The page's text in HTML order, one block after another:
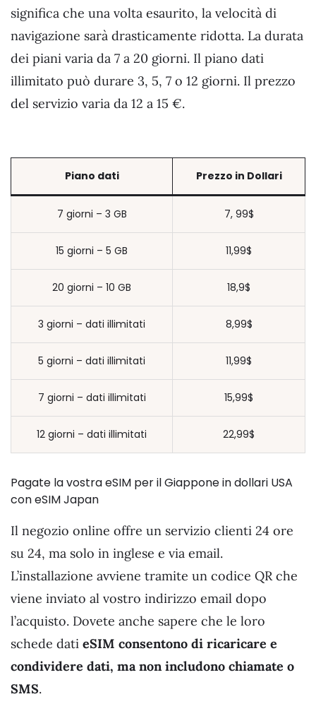
significa che una volta esaurito, la velocità di
navigazione sarà drasticamente ridotta. La durata
dei piani varia da 7 a 20 giorni. Il piano dati
illimitato può durare 3, 5, 7 o 12 giorni. Il prezzo
del servizio varia da 12 a 15 €.
Piano dati Prezzo in Dollari
7 giorni – 3 GB 7, 99$
15 giorni – 5 GB 11,99$
20 giorni – 10 GB 18,9$
3 giorni – dati illimitati 8,99$
5 giorni – dati illimitati 11,99$
7 giorni – dati illimitati 15,99$
12 giorni – dati illimitati 22,99$
Pagate la vostra eSIM per il Giappone in dollari USA
con eSIM Japan
Il negozio online offre un servizio clienti 24 ore
su 24, ma solo in inglese e via email.
L’installazione avviene tramite un codice QR che
viene inviato al vostro indirizzo email dopo
l’acquisto. Dovete anche sapere che le loro
schede dati eSIM consentono di ricaricare e
condividere dati, ma non includono chiamate o
SMS.